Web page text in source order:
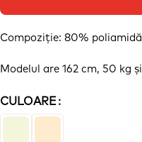
Compoziție: 80% poliamidă
Modelul are 162 cm, 50 kg și
CULOARE